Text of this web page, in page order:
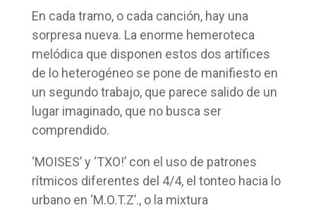
En cada tramo, o cada canción, hay una
sorpresa nueva. La enorme hemeroteca
melódica que disponen estos dos artífices
de lo heterogéneo se pone de manifiesto en
un segundo trabajo, que parece salido de un
lugar imaginado, que no busca ser
comprendido.
‘MOISES’ y ‘TXO!’ con el uso de patrones
rítmicos diferentes del 4/4, el tonteo hacia lo
urbano en ‘M.O.T.Z’., o la mixtura